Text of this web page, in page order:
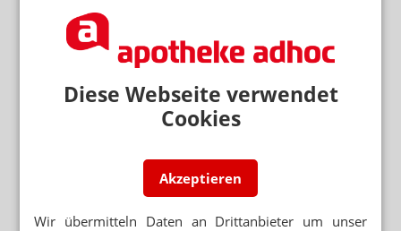
Diese Webseite verwendet
Cookies
Akzeptieren
Wir übermitteln Daten an Drittanbieter um unser
Mehr aus Ressort
SONNE STATT SUPPLEMENTE
Nicht alle Schwangeren brauchen Vitamin-D-Tabletten
Wegovy-Tablette ab September verfügbar
APP FÜR BRUSTKREBSPATIENTINNEN
„Wie eine Ärztin in der Handtasche“